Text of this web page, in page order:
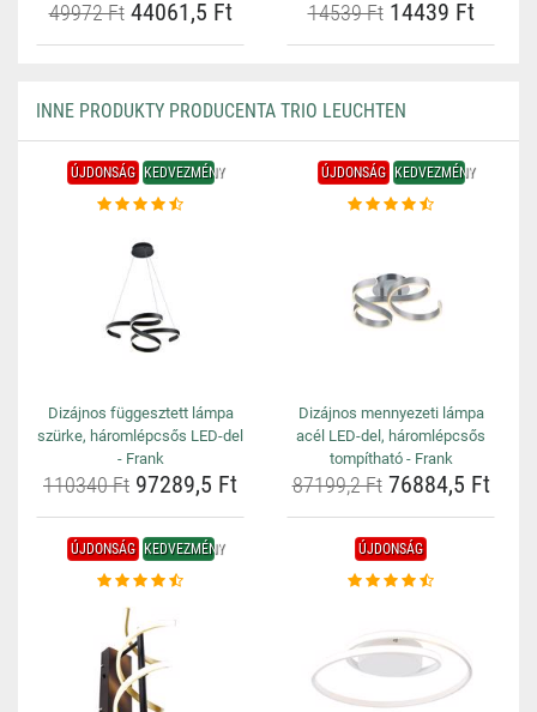
49972 Ft44061,5 Ft 14539 Ft14439 Ft
INNE PRODUKTY PRODUCENTA TRIO LEUCHTEN
ÚJDONSÁG KEDVEZMÉNY
Dizájnos függesztett lámpa
szürke, háromlépcsős LED-del
- Frank
110340 Ft 97289,5 Ft
ÚJDONSÁG KEDVEZMÉNY
Dizájnos mennyezeti lámpa
acél LED-del, háromlépcsős
tompítható - Frank
87199,2 Ft76884,5 Ft
ÚJDONSÁG KEDVEZMÉNY ÚJDONSÁG